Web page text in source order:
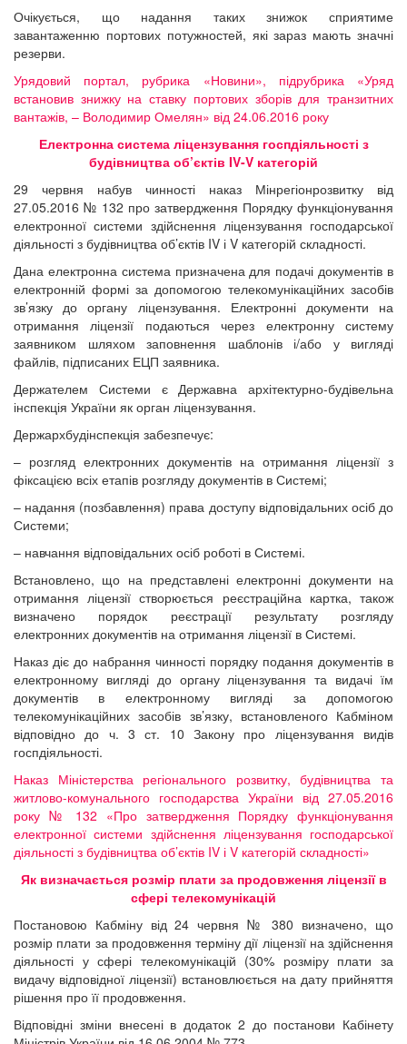
Очікується, що надання таких знижок сприятиме
завантаженню портових потужностей, які зараз мають значні
резерви.
Урядовий портал, рубрика «Новини», підрубрика «Уряд
встановив знижку на ставку портових зборів для транзитних
вантажів, – Володимир Омелян» від 24.06.2016 року
Електронна система ліцензування госпдіяльності з
будівництва об’єктів IV-V категорій
29 червня набув чинності наказ Мінрегіонрозвитку від
27.05.2016 № 132 про затвердження Порядку функціонування
електронної системи здійснення ліцензування господарської
діяльності з будівництва об’єктів IV і V категорій складності.
Дана електронна система призначена для подачі документів в
електронній формі за допомогою телекомунікаційних засобів
зв’язку до органу ліцензування. Електронні документи на
отримання ліцензії подаються через електронну систему
заявником шляхом заповнення шаблонів і/або у вигляді
файлів, підписаних ЕЦП заявника.
Держателем Системи є Державна архітектурно-будівельна
інспекція України як орган ліцензування.
Держархбудінспекція забезпечує:
– розгляд електронних документів на отримання ліцензії з
фіксацією всіх етапів розгляду документів в Системі;
– надання (позбавлення) права доступу відповідальних осіб до
Системи;
– навчання відповідальних осіб роботі в Системі.
Встановлено, що на представлені електронні документи на
отримання ліцензії створюється реєстраційна картка, також
визначено порядок реєстрації результату розгляду
електронних документів на отримання ліцензії в Системі.
Наказ діє до набрання чинності порядку подання документів в
електронному вигляді до органу ліцензування та видачі їм
документів в електронному вигляді за допомогою
телекомунікаційних засобів зв’язку, встановленого Кабміном
відповідно до ч. 3 ст. 10 Закону про ліцензування видів
госпдіяльності.
Наказ Міністерства регіонального розвитку, будівництва та
житлово-комунального господарства України від 27.05.2016
року № 132 «Про затвердження Порядку функціонування
електронної системи здійснення ліцензування господарської
діяльності з будівництва об’єктів IV і V категорій складності»
Як визначається розмір плати за продовження ліцензії в
сфері телекомунікацій
Постановою Кабміну від 24 червня № 380 визначено, що
розмір плати за продовження терміну дії ліцензії на здійснення
діяльності у сфері телекомунікацій (30% розміру плати за
видачу відповідної ліцензії) встановлюється на дату прийняття
рішення про її продовження.
Відповідні зміни внесені в додаток 2 до постанови Кабінету